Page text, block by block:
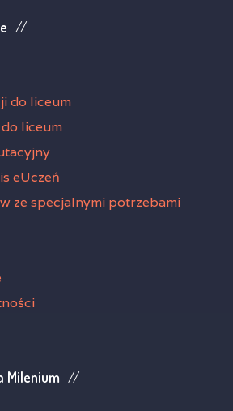
do liceum
liceum
eUczeń
ze specjalnymi potrzebami
Milenium